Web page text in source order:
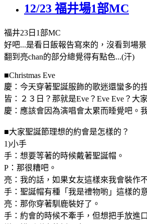
12/23 福井場1部MC
福井23日1部MC
好吧...是看日飯報告寫來的，沒看到場
翻到亮chan的部分總覺得有點色...(汗)
■Christmas Eve
慶：今天穿著聖誕服飾的歌迷還蠻多的
皆：２３日？那就是Eve？Eve Eve？大
慶：應該會因為演唱會太累而睡覺吧。
■大家聖誕節理想的約會是怎樣的？
1)小手
手：想要等著的時候戴著聖誕帽。
P：那很糟吧。
亮：我的話，如果女友這樣來我會裝作
手：聖誕帽有種「我是禮物喲」這樣的
亮：那你穿著馴鹿裝好了。
手：約會的時候不牽手，但想把手放進